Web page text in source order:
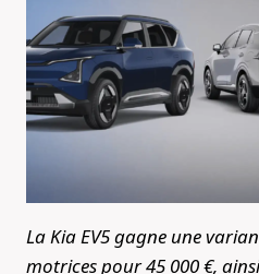
La Kia EV5 gagne une
motrices pour 45 000 €,